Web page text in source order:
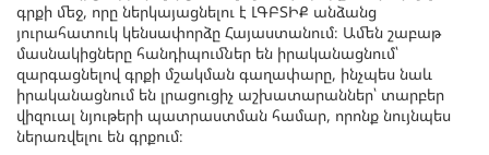
գրքի մեջ, որը ներկայացնելու է ԼԳԲՏԻՔ անձանց
յուրահատուկ կենսափորձը Հայաստանում։ Ամեն շաբաթ
մասնակիցները հանդիպումներ են իրականացնում՝
զարգացնելով գրքի մշակման գաղափարը, ինչպես նաև
իրականացնում են լրացուցիչ աշխատարաններ՝ տարբեր
վիզուալ նյութերի պատրաստման համար, որոնք նույնպես
ներառվելու են գրքում։